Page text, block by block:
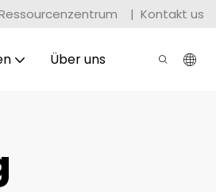
| Kontakt us
Über uns